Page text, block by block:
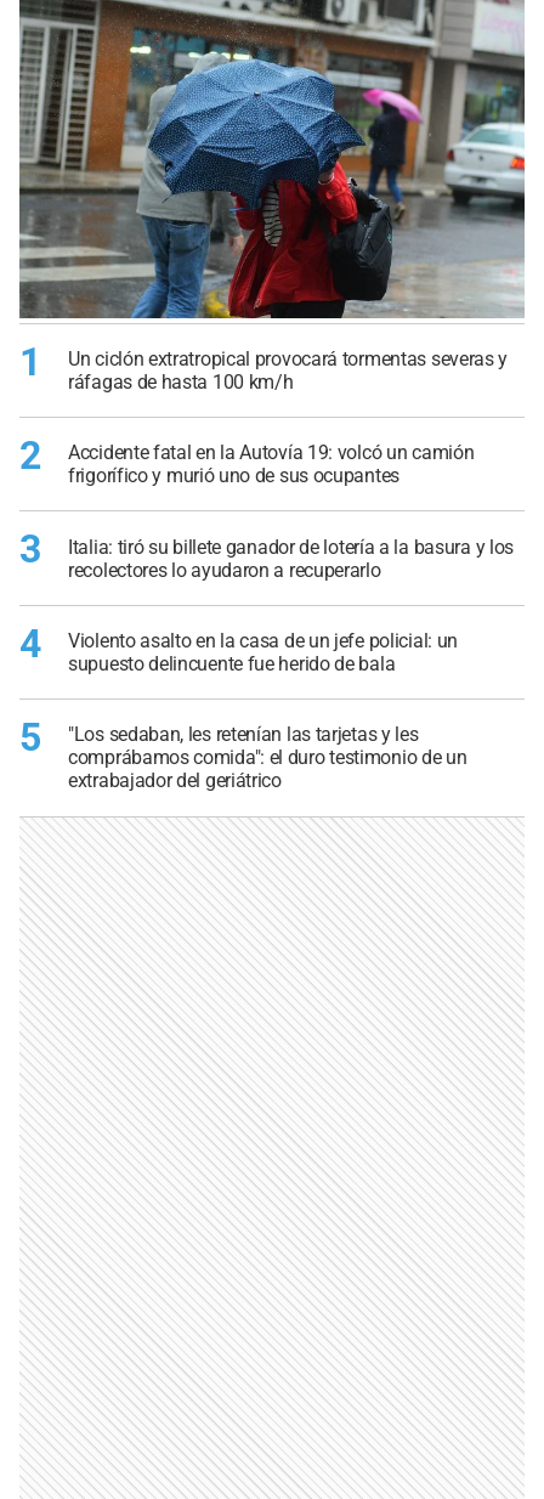
1
Un ciclón extratropical provocará tormentas severas y
ráfagas de hasta 100 km/h
2
Accidente fatal en la Autovía 19: volcó un camión
frigorífico y murió uno de sus ocupantes
3
Italia: tiró su billete ganador de lotería a la basura y los
recolectores lo ayudaron a recuperarlo
4
Violento asalto en la casa de un jefe policial: un
supuesto delincuente fue herido de bala
5
"Los sedaban, les retenían las tarjetas y les
comprábamos comida": el duro testimonio de un
extrabajador del geriátrico